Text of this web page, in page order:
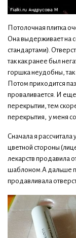
Потолочная плитка
Она выдерживает на
стандартами).
так как ранее был
горшка неудобны, так
Потом приходится
проваливается. И
перекрытии, тем
перекрытия, у меня
Сначала я рассчитала
цветной стороны
лекарств продавила
шаблоном.А дальше
продавливала